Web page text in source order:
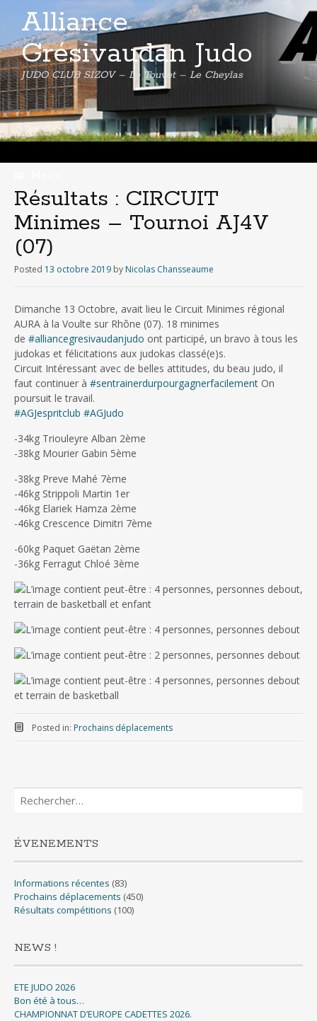
Alliance
Grésivaudan Judo
JUDO CLUB SIZOV – Le Touvet – Le Cheylas
Skip
to
content
Résultats : CIRCUIT
Minimes – Tournoi AJ4V
(07)
Posted 13 octobre 2019 by Nicolas Chansseaume
Dimanche 13 Octobre, avait lieu le Circuit Minimes régional
AURA à la Voulte sur Rhône (07). 18 minimes
de #alliancegresivaudanjudo ont participé, un bravo à tous les
judokas et félicitations aux judokas classé(e)s.
Circuit Intéressant avec de belles attitudes, du beau judo, il
faut continuer à #sentrainerdurpourgagnerfacilement On
poursuit le travail.
#AGJespritclub #AGJudo
-34kg Triouleyre Alban 2ème
-38kg Mourier Gabin 5ème
-38kg Preve Mahé 7ème
-46kg Strippoli Martin 1er
-46kg Elariek Hamza 2ème
-46kg Crescence Dimitri 7ème
-60kg Paquet Gaëtan 2ème
-36kg Ferragut Chloé 3ème
Posted in: Prochains déplacements
Rechercher :
ÉVENEMENTS
Informations récentes (83)
Prochains déplacements (450)
Résultats compétitions (100)
NEWS !
ETE JUDO 2026
Bon été à tous…
CHAMPIONNAT D’EUROPE CADETTES 2026.